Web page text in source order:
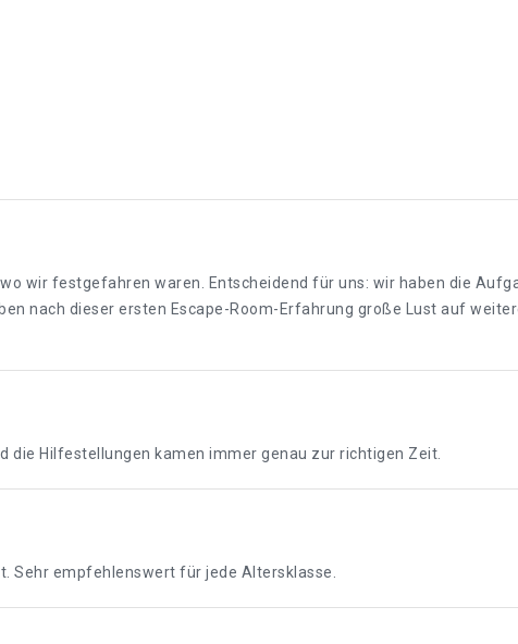
wir festgefahren waren. Entscheidend für uns: wir haben die
nach dieser ersten Escape-Room-Erfahrung große Lust auf
die Hilfestellungen kamen immer genau zur richtigen Zeit.
Sehr empfehlenswert für jede Altersklasse.